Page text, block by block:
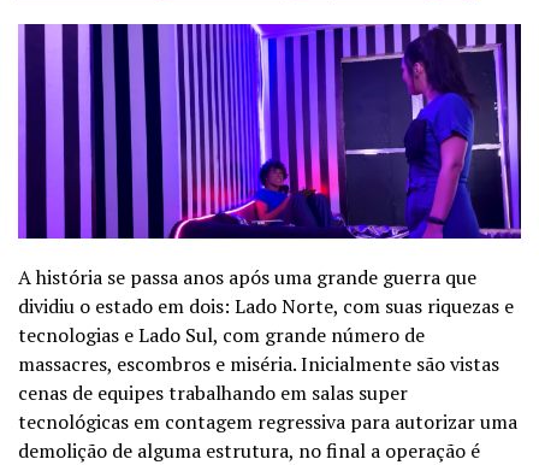
A história se passa anos após uma grande guerra que
dividiu o estado em dois: Lado Norte, com suas riquezas e
tecnologias e Lado Sul, com grande número de
massacres, escombros e miséria. Inicialmente são vistas
cenas de equipes trabalhando em salas super
tecnológicas em contagem regressiva para autorizar uma
demolição de alguma estrutura, no final a operação é